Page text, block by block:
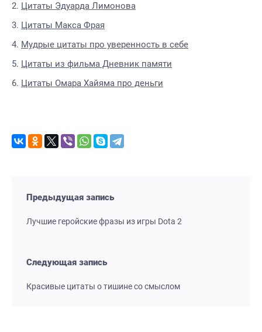
Цитаты Эдуарда Лимонова
Цитаты Макса Фрая
Мудрые цитаты про уверенность в себе
Цитаты из фильма Дневник памяти
Цитаты Омара Хайяма про деньги
Предыдущая запись
Лучшие геройские фразы из игры Dota 2
Следующая запись
Красивые цитаты о тишине со смыслом